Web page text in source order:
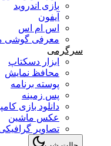
بازی اندروید
آیفون
اس ام اس
معرفی گوشی
سرگرمی
ابزار دسکتاپ
محافظ نمایش
پوسته برنامه
پس زمینه
دانلود بازی
عکس ماشین
تصاویر